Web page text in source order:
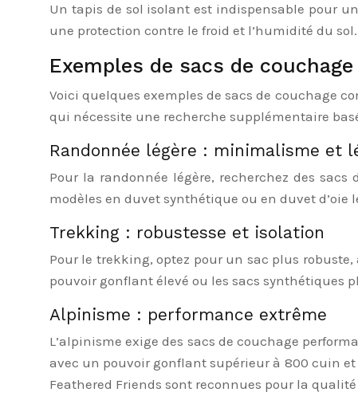
Un tapis de sol isolant est indispensable pour
une protection contre le froid et l’humidité du
Exemples de sacs de
Voici quelques exemples de sacs de couchage
qui nécessite une recherche supplémentaire
Randonnée légère : minimalisme et
Pour la randonnée légère, recherchez des sacs
modèles en duvet synthétique ou en duvet d’oie
Trekking : robustesse et isolation
Pour le trekking, optez pour un sac plus
pouvoir gonflant élevé ou les sacs synthétiques
Alpinisme : performance extrême
L’alpinisme exige des sacs de couchage
avec un pouvoir gonflant supérieur à 800 cuin
Feathered Friends sont reconnues pour la